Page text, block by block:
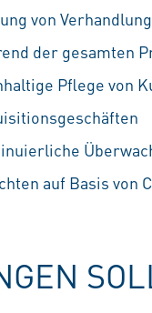
von
der gesamten
Pflege von
auf Basis von